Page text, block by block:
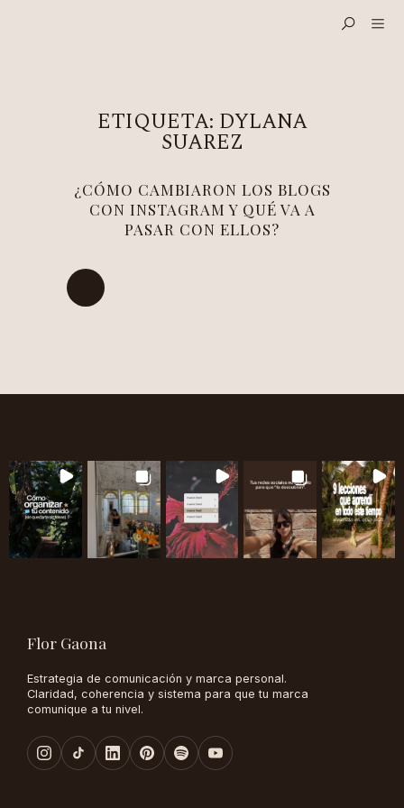
ETIQUETA: DYLANA
SUAREZ
¿CÓMO CAMBIARON LOS BLOGS
CON INSTAGRAM Y QUÉ VA A
PASAR CON ELLOS?
Flor Gaona
Estrategia de comunicación y marca personal.
Claridad, coherencia y sistema para que tu marca
comunique a tu nivel.